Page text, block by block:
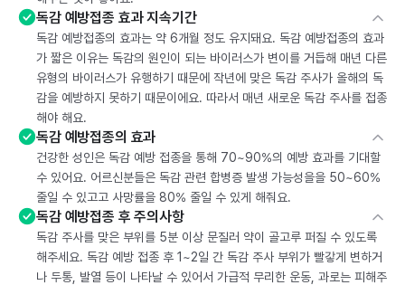
독감 예방접종 효과 지속기간
독감 예방접종의 효과는 약 6개월 정도 유지돼요. 독감 예방접종의 효과
가 짧은 이유는 독감의 원인이 되는 바이러스가 변이를 거듭해 매년 다른
유형의 바이러스가 유행하기 때문에 작년에 맞은 독감 주사가 올해의 독
감을 예방하지 못하기 때문이에요. 따라서 매년 새로운 독감 주사를 접종
해야 해요.
독감 예방접종의 효과
건강한 성인은 독감 예방 접종을 통해 70~90%의 예방 효과를 기대할
수 있어요. 어르신분들은 독감 관련 합병증 발생 가능성을을 50~60%
줄일 수 있고고 사망률을 80% 줄일 수 있게 해줘요.
독감 예방접종 후 주의사항
독감 주사를 맞은 부위를 5분 이상 문질러 약이 골고루 퍼질 수 있도록
해주세요. 독감 예방 접종 후 1~2일 간 독감 주사 부위가 빨갛게 변하거
나 두통, 발열 등이 나타날 수 있어서 가급적 무리한 운동, 과로는 피해주